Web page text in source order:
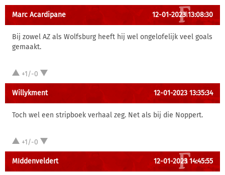
Marc Acardipane 12-01-2023 13:08:30
Bij zowel AZ als Wolfsburg heeft hij wel ongelofelijk veel goals
gemaakt.
+1/-0
Willykment 12-01-2023 13:35:34
Toch wel een stripboek verhaal zeg. Net als bij die Noppert.
+1/-0
MIddenveldert 12-01-2023 14:45:55